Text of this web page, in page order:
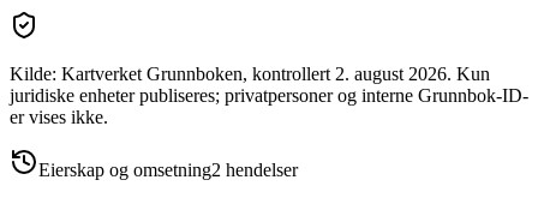
Kilde: Kartverket Grunnboken, kontrollert 2. august 2026. Kun
juridiske enheter publiseres; privatpersoner og interne Grunnbok-ID-
er vises ikke.
Eierskap og omsetning2 hendelser